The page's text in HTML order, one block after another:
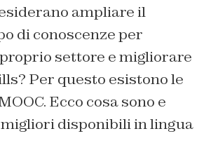
ampliare il
di conoscenze per
settore e migliorare
Per questo esistono le
Ecco cosa sono e
migliori disponibili in lingua